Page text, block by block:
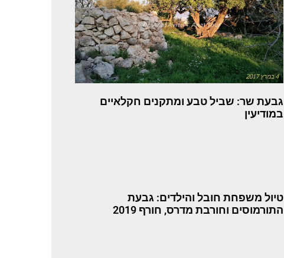
גבעת שר: שביל טבע ומתקנים חקלאיים
במודיעין
טיול משפחת חובל והילדים: גבעת
התורמוסים וחורבת מדרס, חורף 2019